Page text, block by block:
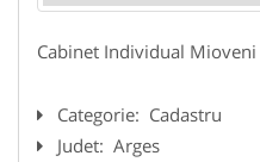
Cabinet Individual Mioveni
Categorie: Cadastru
Judet: Arges